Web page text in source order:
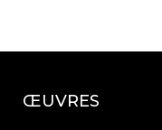
ŒUVRES